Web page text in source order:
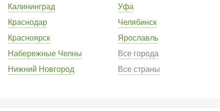
Калининград
Краснодар
Красноярск
Набережные Челны
Нижний Новгород
Уфа
Челябинск
Ярославль
Все города
Все страны